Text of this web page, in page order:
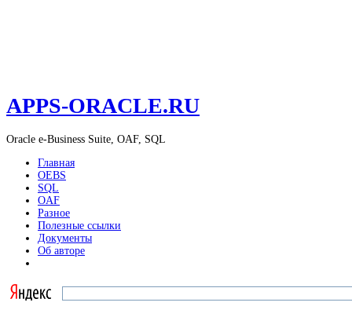
APPS-ORACLE.RU
Oracle e-Business Suite, OAF, SQL
Главная
OEBS
SQL
OAF
Разное
Полезные ссылки
Документы
Об авторе